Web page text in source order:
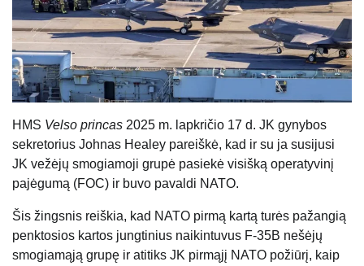
HMS Velso princas 2025 m. lapkričio 17 d. JK gynybos
sekretorius Johnas Healey pareiškė, kad ir su ja susijusi
JK vežėjų smogiamoji grupė pasiekė visišką operatyvinį
pajėgumą (FOC) ir buvo pavaldi NATO.
Šis žingsnis reiškia, kad NATO pirmą kartą turės pažangią
penktosios kartos jungtinius naikintuvus F-35B nešėjų
smogiamąją grupę ir atitiks JK pirmąjį NATO požiūrį, kaip